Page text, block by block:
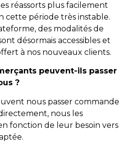
réassorts plus facilement
cette période très instable.
des modalités de
désormais accessibles et
à nos nouveaux clients.
peuvent-ils passer
?
nous passer commande
nous les
fonction de leur besoin vers